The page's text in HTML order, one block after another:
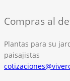
Compras al
Plantas para su
paisajistas